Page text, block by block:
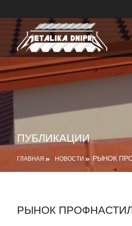
ПУБЛИКАЦИИ
ГЛАВНАЯ НОВОСТИ РЫНОК
РЫНОК